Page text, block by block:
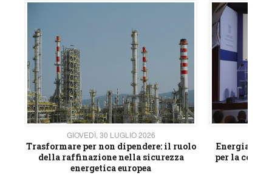
GIOVEDÌ, 30 LUGLIO 2026
Trasformare per non dipendere: il ruolo
della raffinazione nella sicurezza
energetica europea
Energia e
per la